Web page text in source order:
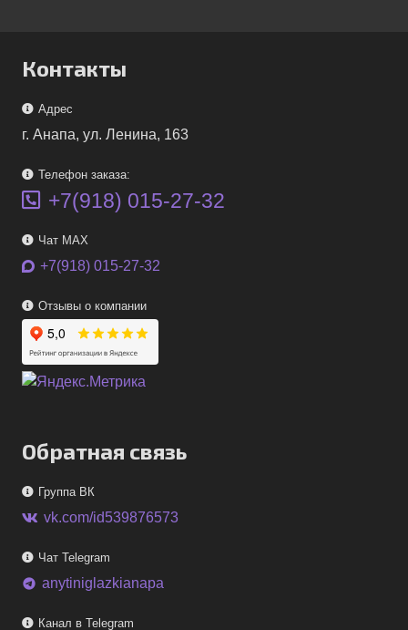
Контакты
Адрес
г. Анапа, ул. Ленина, 163
Телефон заказа:
+7(918) 015-27-32
Чат MAX
+7(918) 015-27-32
Отзывы о компании
Обратная связь
Группа ВК
vk.com/id539876573
Чат Telegram
telegram anytiniglazkianapa
Канал в Telegram